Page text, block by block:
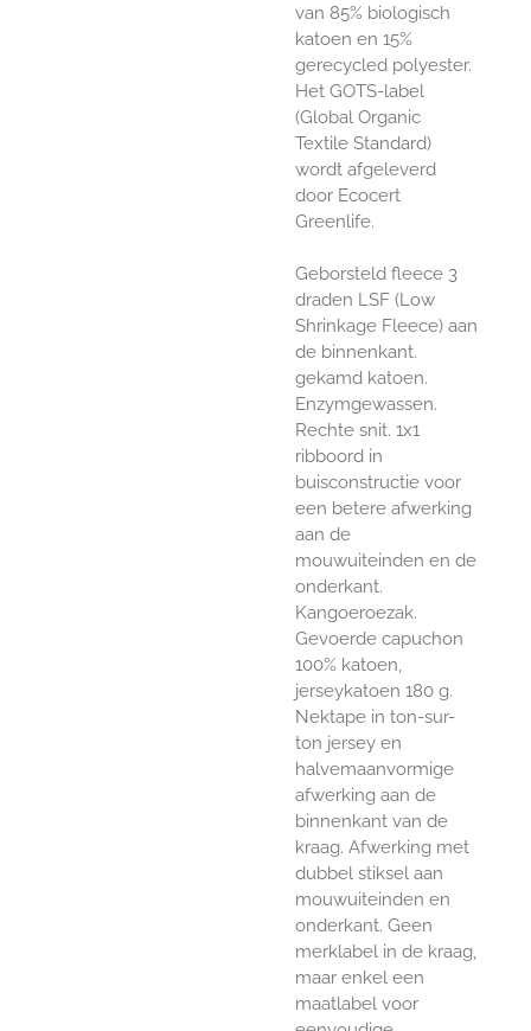
van 85% biologisch
katoen en 15%
gerecycled polyester.
Het GOTS-label
(Global Organic
Textile Standard)
wordt afgeleverd
door Ecocert
Greenlife.
Geborsteld fleece 3
draden LSF (Low
Shrinkage Fleece) aan
de binnenkant.
gekamd katoen.
Enzymgewassen.
Rechte snit. 1x1
ribboord in
buisconstructie voor
een betere afwerking
aan de
mouwuiteinden en de
onderkant.
Kangoeroezak.
Gevoerde capuchon
100% katoen,
jerseykatoen 180 g.
Nektape in ton-sur-
ton jersey en
halvemaanvormige
afwerking aan de
binnenkant van de
kraag. Afwerking met
dubbel stiksel aan
mouwuiteinden en
onderkant. Geen
merklabel in de kraag,
maar enkel een
maatlabel voor